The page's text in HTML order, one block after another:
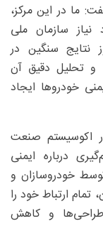
ما در این مرکز،
سازمان ملی
نتایج سنگین در
و تحلیل دقیق آن
خودرو‌ها ایجاد
اکوسیستم صنعت
درباره ایمنی
خودروسازان و
تمام ارتباط خود را
طراحی‌ها و کاهش